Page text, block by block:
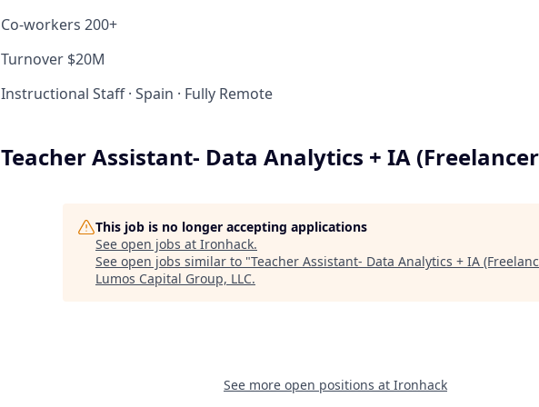
Co-workers 200+
Turnover $20M
Instructional Staff · Spain · Fully Remote
Teacher Assistant- Data Analytics + IA
This job is no longer accepting applications
See open jobs at Ironhack.
See open jobs similar to "Teacher Assistant- Data Analytics + IA
Lumos Capital Group, LLC.
See more open positions at Ironhack